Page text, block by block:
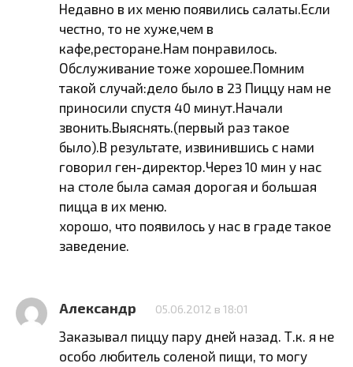
Недавно в их меню появились салаты.Если
честно, то не хуже,чем в
кафе,ресторане.Нам понравилось.
Обслуживание тоже хорошее.Помним
такой случай:дело было в 23 Пиццу нам не
приносили спустя 40 минут.Начали
звонить.Выяснять.(первый раз такое
было).В результате, извинившись с нами
говорил ген-директор.Через 10 мин у нас
на столе была самая дорогая и большая
пицца в их меню.
хорошо, что появилось у нас в граде такое
заведение.
Александр 05.06.2012 в 18:01
Заказывал пиццу пару дней назад. Т.к. я не
особо любитель соленой пищи, то могу